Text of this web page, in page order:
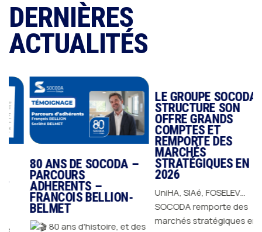
DERNIÈRES
ACTUALITÉS
80 ANS DE SOCODA –
PARCOURS
ADHERENTS –
FRANCOIS BELLION-
BELMET
80 ans d'histoire, et des
LE GROUPE SOCODA
STRUCTURE SON
OFFRE GRANDS
COMPTES ET
REMPORTE DES
MARCHÉS